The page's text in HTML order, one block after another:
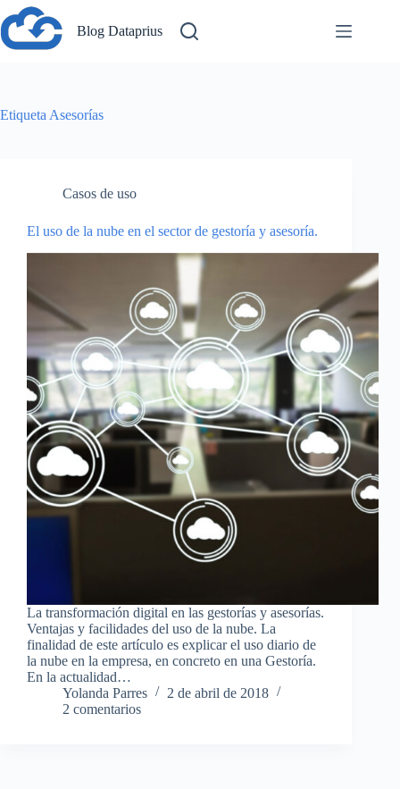
Saltar
al
contenido
Blog Dataprius
Etiqueta Asesorías
Casos de uso
El uso de la nube en el sector de gestoría y asesoría.
La transformación digital en las gestorías y asesorías.
Ventajas y facilidades del uso de la nube. La
finalidad de este artículo es explicar el uso diario de
la nube en la empresa, en concreto en una Gestoría.
En la actualidad…
Yolanda Parres
2 de abril de 2018
2 comentarios